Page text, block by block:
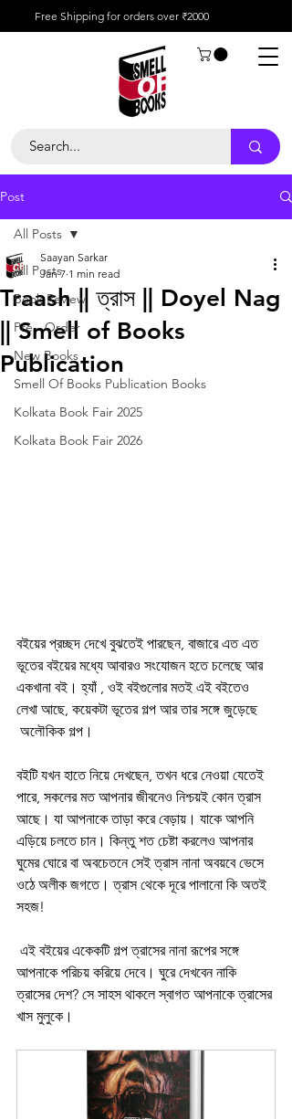
Free Shipping for orders over ₹2000
Post
All Posts
Book Review
Pre - Order
New Books
Smell Of Books Publication Books
Kolkata Book Fair 2025
Kolkata Book Fair 2026
All Posts
Traash || ত্রাস || Doyel Nag
|| Smell of Books
Publication
Saayan Sarkar
Jan 7 1 min read
বইয়ের প্রচ্ছদ দেখে বুঝতেই পারছেন, বাজারে এত এত
ভূতের বইয়ের মধ্যে আবারও সংযোজন হতে চলেছে আর
একখানা বই। হ্যাঁ , ওই বইগুলোর মতই এই বইতেও
লেখা আছে, কয়েকটা ভূতের গল্প আর তার সঙ্গে জুড়েছে
অলৌকিক গল্প।
বইটি যখন হাতে নিয়ে দেখছেন, তখন ধরে নেওয়া যেতেই
পারে, সকলের মত আপনার জীবনেও নিশ্চয়ই কোন ত্রাস
আছে। যা আপনাকে তাড়া করে বেড়ায়। যাকে আপনি
এড়িয়ে চলতে চান। কিন্তু শত চেষ্টা করলেও আপনার
ঘুমের ঘোরে বা অবচেতনে সেই ত্রাস নানা অবয়বে ভেসে
ওঠে অলীক জগতে। ত্রাস থেকে দূরে পালানো কি অতই
সহজ!
এই বইয়ের একেকটি গল্প ত্রাসের নানা রূপের সঙ্গে
আপনাকে পরিচয় করিয়ে দেবে। ঘুরে দেখবেন নাকি
ত্রাসের দেশ? সে সাহস থাকলে স্বাগত আপনাকে ত্রাসের
খাস মুলুকে।